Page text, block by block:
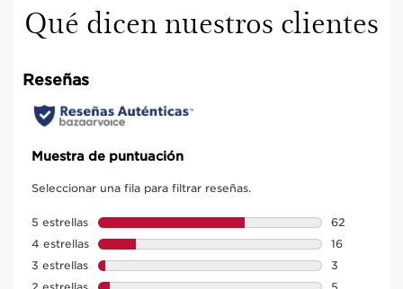
Qué dicen nuestros clientes